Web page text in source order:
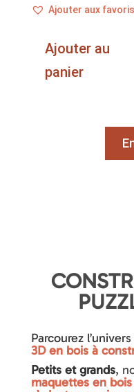
Ajouter aux favoris
Ajouter au
panier
Parcourez
3D en bois à
Petits et grands,
maquettes en bois